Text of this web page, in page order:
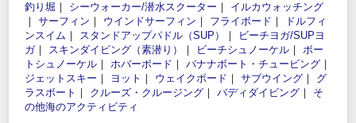
釣り堀 ｜ シーウォーカー/潜水スクーター ｜ イルカウォッチング
｜ サーフィン ｜ ウインドサーフィン ｜ フライボード ｜
ドルフィ
ンスイム ｜ スタンドアップパドル（SUP） ｜
ビーチヨガ/SUPヨ
ガ｜ スキンダイビング（素潜り） ｜ ビーチシュノーケル ｜ ボー
トシュノーケル ｜ ホバーボード ｜ バナナボート・チュービング ｜
ジェットスキー ｜ ヨット ｜ ウェイクボード ｜ サブウイング ｜ グ
ラスボート ｜ クルーズ・クルージング ｜ バディダイビング ｜ そ
の他海のアクティビティ